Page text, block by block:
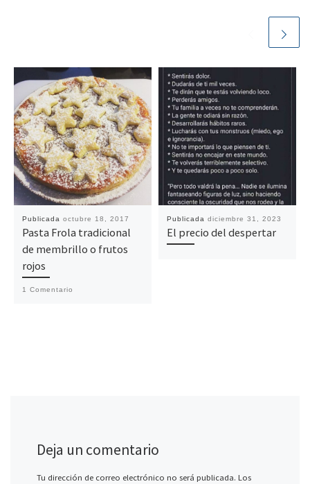
Publicada octubre 18, 2017
Pasta Frola tradicional
de membrillo o frutos
rojos
1 Comentario
Publicada diciembre 31, 2023
El precio del despertar
Deja un comentario
Tu dirección de correo electrónico no será publicada. Los